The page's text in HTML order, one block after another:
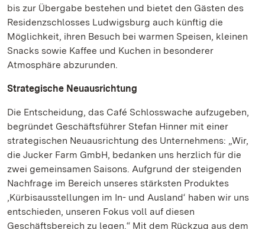
bis zur Übergabe bestehen und bietet den Gästen des
Residenzschlosses Ludwigsburg auch künftig die
Möglichkeit, ihren Besuch bei warmen Speisen, kleinen
Snacks sowie Kaffee und Kuchen in besonderer
Atmosphäre abzurunden.
Strategische Neuausrichtung
Die Entscheidung, das Café Schlosswache aufzugeben,
begründet Geschäftsführer Stefan Hinner mit einer
strategischen Neuausrichtung des Unternehmens: „Wir,
die Jucker Farm GmbH, bedanken uns herzlich für die
zwei gemeinsamen Saisons. Aufgrund der steigenden
Nachfrage im Bereich unseres stärksten Produktes
‚Kürbisausstellungen im In- und Ausland‘ haben wir uns
entschieden, unseren Fokus voll auf diesen
Geschäftsbereich zu legen.“ Mit dem Rückzug aus dem